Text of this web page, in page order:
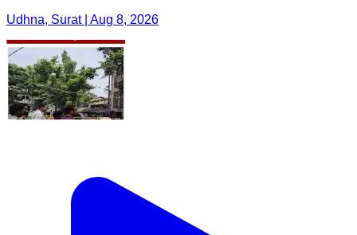
Udhna, Surat | Aug 8, 2026